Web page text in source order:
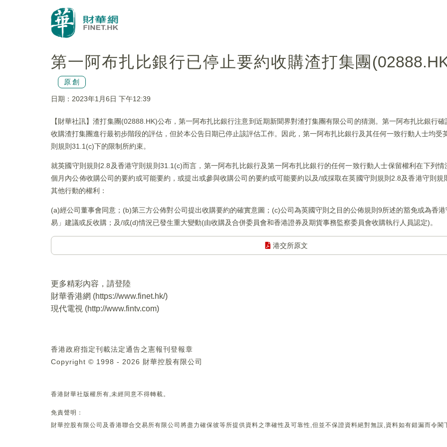
第一阿布扎比銀行已停止要約收購渣打集團
原創
日期：2023年1月6日 下午12:39
【財華社訊】渣打集團(02888.HK)公布，第一阿布扎比銀行注意到近期新聞界對渣打集團有限公司的猜測。第一阿布扎比銀行
收購渣打集團進行最初步階段的評估，但於本公告日期已停止該評估工作。因此，第一阿布扎比銀行及其任何一致行動人士均受
則規則31.1(c)下的限制所約束。
就英國守則規則2.8及香港守則規則31.1(c)而言，第一阿布扎比銀行及第一阿布扎比銀行的任何一致行動人士保留權利在下列
個月內公佈收購公司的要約或可能要約，或提出或參與收購公司的要約或可能要約以及/或採取在英國守則規則2.8及香港守則規
其他行動的權利：
(a)經公司董事會同意；(b)第三方公佈對公司提出收購要約的確實意圖；(c)公司為英國守則之目的公佈規則9所述的豁免或為香
易」建議或反收購；及/或(d)情況已發生重大變動(由收購及合併委員會和香港證券及期貨事務監察委員會收購執行人員認定)。
港交所原文
更多精彩內容，請登陸
財華香港網 (https://www.finet.hk/)
現代電視 (http://www.fintv.com)
香港政府指定刊載法定通告之憲報刊登報章
Copyright © 1998 - 2026 財華控股有限公司
香港財華社版權所有,未經同意不得轉載。
免責聲明：
財華控股有限公司及香港聯合交易所有限公司將盡力確保彼等所提供資料之準確性及可靠性,但並不保證資料絕對無誤,資料如有錯漏而令閣